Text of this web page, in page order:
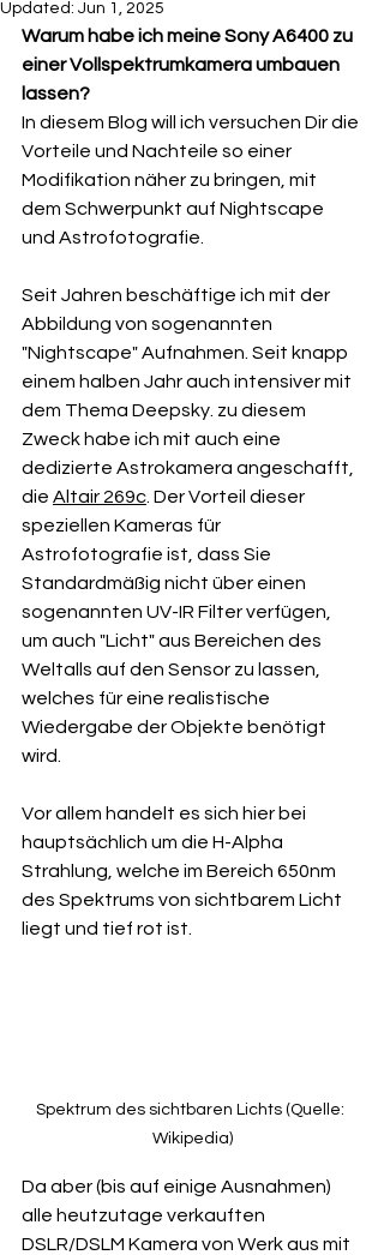
Updated: Jun 1, 2025
Warum habe ich meine Sony A6400 zu
einer Vollspektrumkamera umbauen
lassen?
In diesem Blog will ich versuchen Dir die
Vorteile und Nachteile so einer
Modifikation näher zu bringen, mit
dem Schwerpunkt auf Nightscape
und Astrofotografie.
Seit Jahren beschäftige ich mit der
Abbildung von sogenannten
"Nightscape" Aufnahmen. Seit knapp
einem halben Jahr auch intensiver mit
dem Thema Deepsky. zu diesem
Zweck habe ich mit auch eine
dedizierte Astrokamera angeschafft,
die Altair 269c . Der Vorteil dieser
speziellen Kameras für
Astrofotografie ist, dass Sie
Standardmäßig nicht über einen
sogenannten UV-IR Filter verfügen,
um auch "Licht" aus Bereichen des
Weltalls auf den Sensor zu lassen,
welches für eine realistische
Wiedergabe der Objekte benötigt
wird.
Vor allem handelt es sich hier bei
hauptsächlich um die H-Alpha
Strahlung, welche im Bereich 650nm
des Spektrums von sichtbarem Licht
liegt und tief rot ist.
Spektrum des sichtbaren Lichts (Quelle:
Wikipedia)
Da aber (bis auf einige Ausnahmen)
alle heutzutage verkauften
DSLR/DSLM Kamera von Werk aus mit